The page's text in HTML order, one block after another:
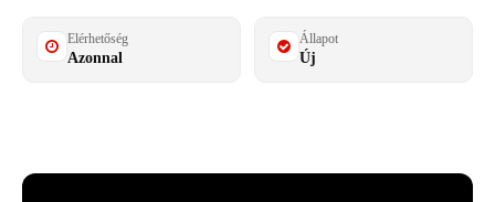
Elérhetőség
Azonnal
Állapot
Új